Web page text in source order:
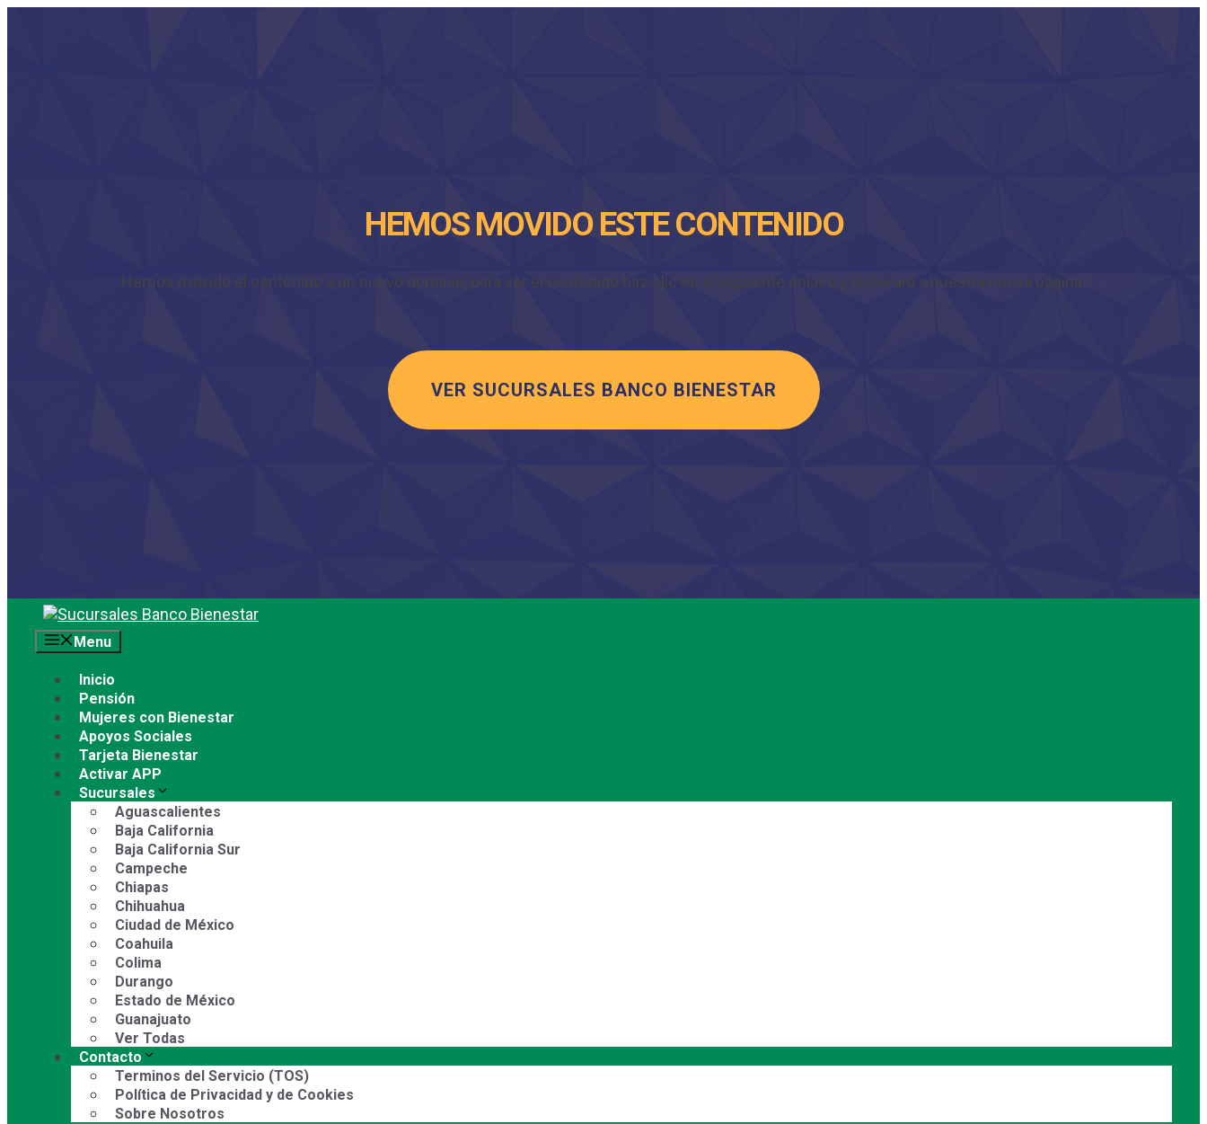
HEMOS MOVIDO ESTE CONTENIDO
Hemos movido el contenido a un nuevo dominio, para ver el contenido haz clic en el siguiente enlace y te llevará a nuestra nueva página.
VER SUCURSALES BANCO BIENESTAR
Saltar
contenidoMenu
Inicio
Pensión
Mujeres con Bienestar
Apoyos Sociales
Tarjeta Bienestar
Activar APP
Sucursales
Aguascalientes
Baja California
Baja California Sur
Campeche
Chiapas
Chihuahua
Ciudad de México
Coahuila
Colima
Durango
Estado de México
Guanajuato
Ver Todas
Contacto
Terminos del Servicio (TOS)
Política de Privacidad y de Cookies
Sobre Nosotros